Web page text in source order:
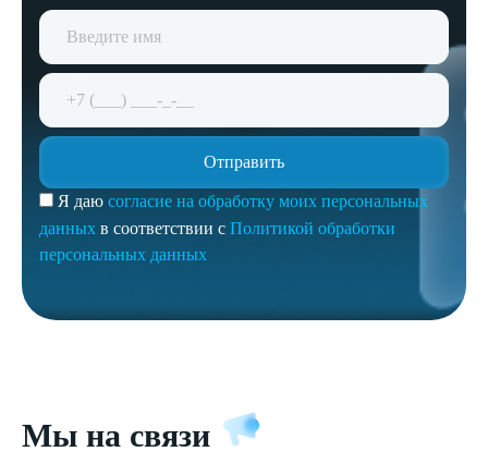
Я даю согласие на обработку моих персональных
данных в соответствии с Политикой обработки
персональных данных
Мы на связи